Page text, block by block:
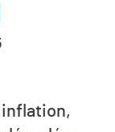
inflation,